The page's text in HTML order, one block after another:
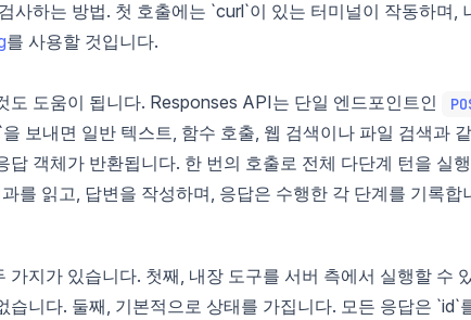
사하는 방법. 첫 호출에는 `curl`이 있는 터미널이 작동하며,
를 사용할 것입니다.
도움이 됩니다. Responses API는 단일 엔드포인트인
보내면 일반 텍스트, 함수 호출, 웹 검색이나 파일 검색과 같
객체가 반환됩니다. 한 번의 호출로 전체 다단계 턴을 실
를 읽고, 답변을 작성하며, 응답은 수행한 각 단계를 기록합
지가 있습니다. 첫째, 내장 도구를 서버 측에서 실행할 수
니다. 둘째, 기본적으로 상태를 가집니다. 모든 응답은 `id`